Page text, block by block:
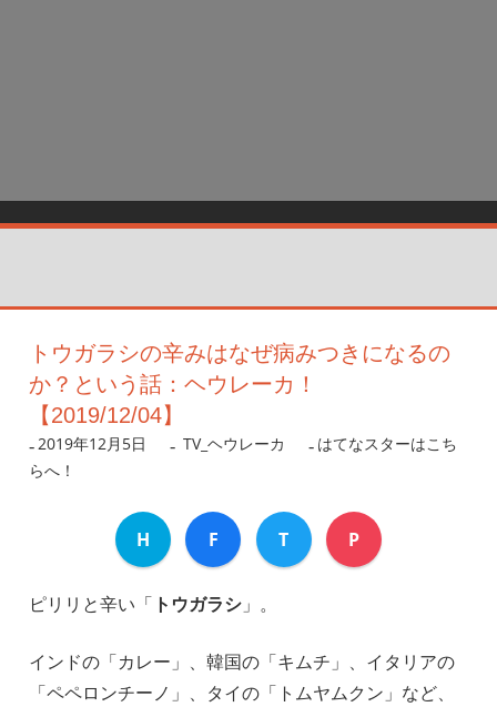
トウガラシの辛みはなぜ病みつきになるの
か？という話：ヘウレーカ！
【2019/12/04】
2019年12月5日 nanigoto
TV_ヘウレーカ
はてなスターはこち
らへ！
H F T P
ピリリと辛い「 トウガラシ」。
インドの「カレー」、韓国の「キムチ」、イタリアの
「ペペロンチーノ」、タイの「トムヤムクン」など、